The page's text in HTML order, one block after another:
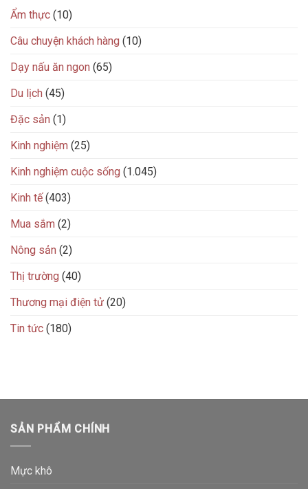
Ẩm thực (10)
Câu chuyện khách hàng (10)
Dạy nấu ăn ngon (65)
Du lịch (45)
Đặc sản (1)
Kinh nghiệm (25)
Kinh nghiệm cuộc sống (1.045)
Kinh tế(403)
Mua sắm (2)
Nông sản (2)
Thị trường (40)
Thương mại điện tử (20)
Tin tức (180)
SẢN PHẨM CHÍNH
Mực khô